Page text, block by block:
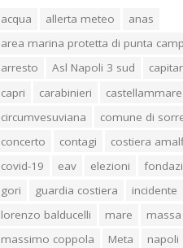
acqua allerta meteo
anas
area marina protetta di punta
arresto
Asl Napoli 3 sud
capri
carabinieri
circumvesuviana
comune di
concerto
contagi
costiera
covid-19
eav elezioni
gori
guardia costiera incidente
lorenzo balducelli
mare
massimo coppola
Meta napoli